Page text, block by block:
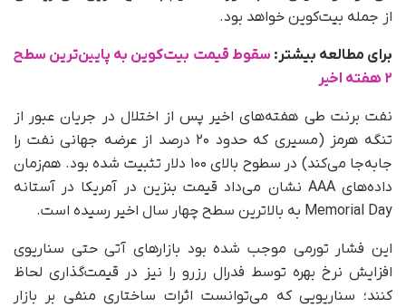
از جمله بیت‌کوین خواهد بود.
برای مطالعه بیشتر: سقوط قیمت بیت‌کوین به پایین‌ترین سطح
۲ هفته اخیر
نفت برنت طی هفته‌های اخیر پس از اختلال در جریان عبور از
تنگه هرمز (مسیری که حدود ۲۰ درصد از عرضه جهانی نفت را
جابه‌جا می‌کند) در سطوح بالای ۱۰۰ دلار تثبیت شده بود. هم‌زمان
داده‌های AAA نشان می‌داد قیمت بنزین در آمریکا در آستانه
Memorial Day به بالاترین سطح چهار سال اخیر رسیده است.
این فشار تورمی موجب شده بود بازارهای آتی حتی سناریوی
افزایش نرخ بهره توسط فدرال رزرو را نیز در قیمت‌گذاری لحاظ
کنند؛ سناریویی که می‌توانست اثرات ساختاری منفی بر بازار